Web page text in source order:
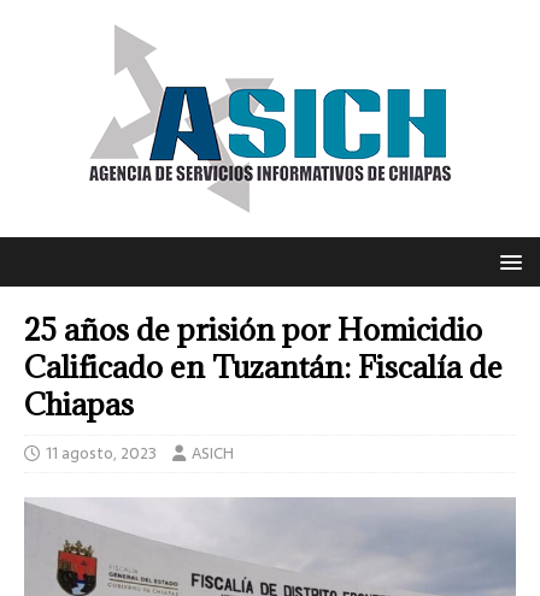
25 años de prisión por Homicidio
Calificado en Tuzantán: Fiscalía de
Chiapas
11 agosto, 2023 ASICH